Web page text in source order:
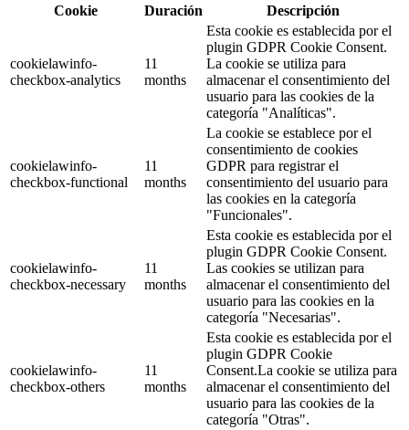
Cookie
Duración Descripción
cookielawinfo-
checkbox-analytics
11
months
Esta cookie es establecida por el
plugin GDPR Cookie Consent.
La cookie se utiliza para
almacenar el consentimiento del
usuario para las cookies de la
categoría "Analíticas".
cookielawinfo-
checkbox-functional
11
months
La cookie se establece por el
consentimiento de cookies
GDPR para registrar el
consentimiento del usuario para
las cookies en la categoría
"Funcionales".
cookielawinfo-
checkbox-necessary
11
months
Esta cookie es establecida por el
plugin GDPR Cookie Consent.
Las cookies se utilizan para
almacenar el consentimiento del
usuario para las cookies en la
categoría "Necesarias".
cookielawinfo-
checkbox-others
11
months
Esta cookie es establecida por el
plugin GDPR Cookie
Consent.La cookie se utiliza para
almacenar el consentimiento del
usuario para las cookies de la
categoría "Otras".